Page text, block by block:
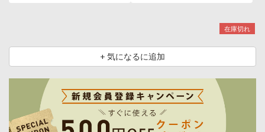
在庫切れ
+ 気になるに追加